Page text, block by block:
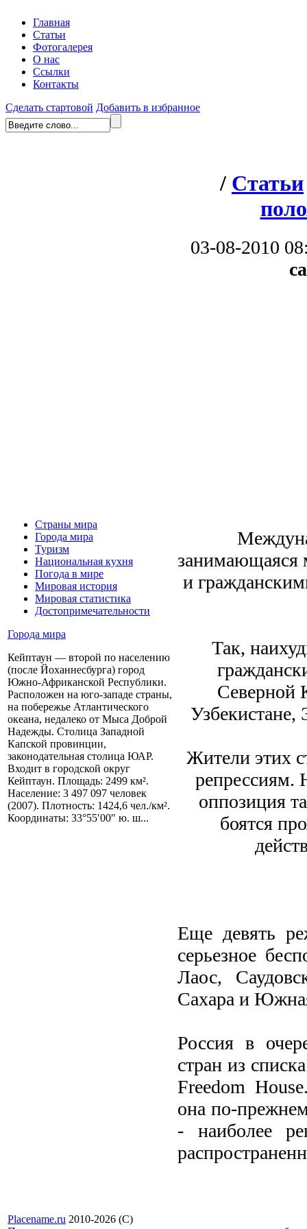
Главная
Статьи
Фотогалерея
О нас
Ссылки
Контакты
Сделать стартовой Добавить в избранное
Страны мира
Города мира
Туризм
Национальная кухня
Погода в мире
Мировая история
Мировая статистика
Достопримечательности
Города мира
Кейптаун — второй по населению
(после Йоханнесбурга) город
Южно-Африканской Республики.
Расположен на юго-западе страны,
на побережье Атлантического
океана, недалеко от Мыса Доброй
Надежды. Столица Западной
Капской провинции,
законодательная столица ЮАР.
Входит в городской округ
Кейптаун. Площадь: 2499 км².
Население: 3 497 097 человек
(2007). Плотность: 1424,6 чел./км².
Координаты: 33°55′00″ ю. ш...
/ Статьи
03-08-2010
занимающаяся
и
Так,
Северной
Узбекистане,
Жители этих
репрессиям.
оппозиция
боятся
Еще девять
серьезное
Лаос,
Сахара и
Россия в
стран из
Freedom
она по-
- наиболее
Placename.ru 2010-2026 (С)